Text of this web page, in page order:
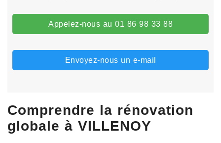
Appelez-nous au 01 86 98 33 88
Envoyez-nous un e-mail
Comprendre la rénovation
globale à VILLENOY